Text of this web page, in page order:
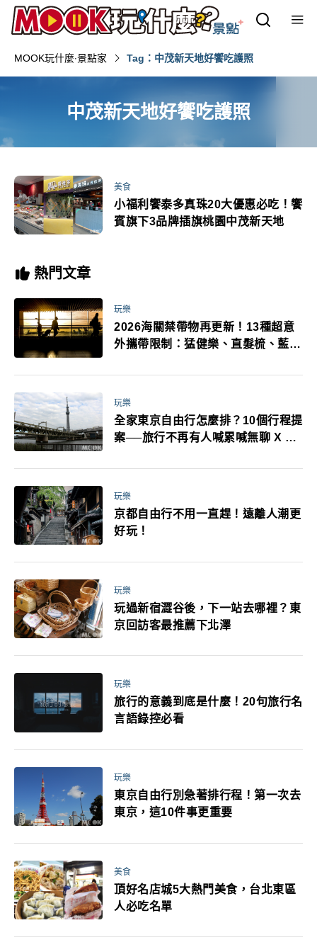
MOOK玩什麼‧景點家 Tag：中茂新天地好饗吃護照
中茂新天地好饗吃護照
美食
小福利饗泰多真珠20大優惠必吃！饗
賓旗下3品牌插旗桃園中茂新天地
熱門文章
玩樂
2026海關禁帶物再更新！13種超意
外攜帶限制：猛健樂、直髮梳、藍牙
萬！注意事項一次看！
玩樂
全家東京自由行怎麼排？10個行程提
案──旅行不再有人喊累喊無聊 X 爸
玩樂
京都自由行不用一直趕！遠離人潮更
好玩！
玩樂
玩過新宿澀谷後，下一站去哪裡？東
京回訪客最推薦下北澤
玩樂
旅行的意義到底是什麼！20句旅行名
言語錄控必看
玩樂
東京自由行別急著排行程！第一次去
東京，這10件事更重要
美食
頂好名店城5大熱門美食，台北東區
人必吃名單